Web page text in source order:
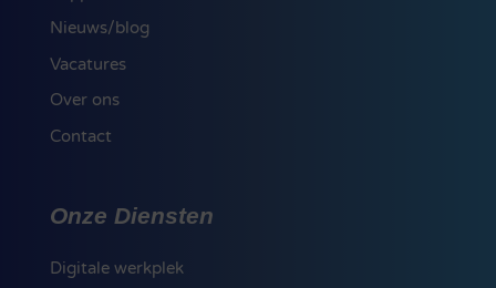
Nieuws/blog
Vacatures
Over ons
Contact
Onze Diensten
Digitale werkplek